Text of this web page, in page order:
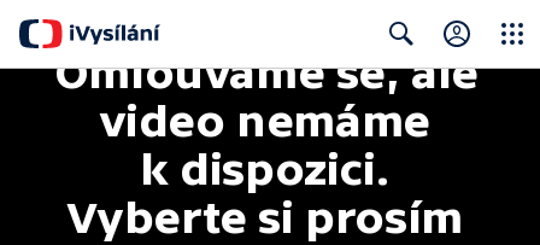
Search
Omlouváme se, ale
video nemáme
k dispozici.
Vyberte si prosím